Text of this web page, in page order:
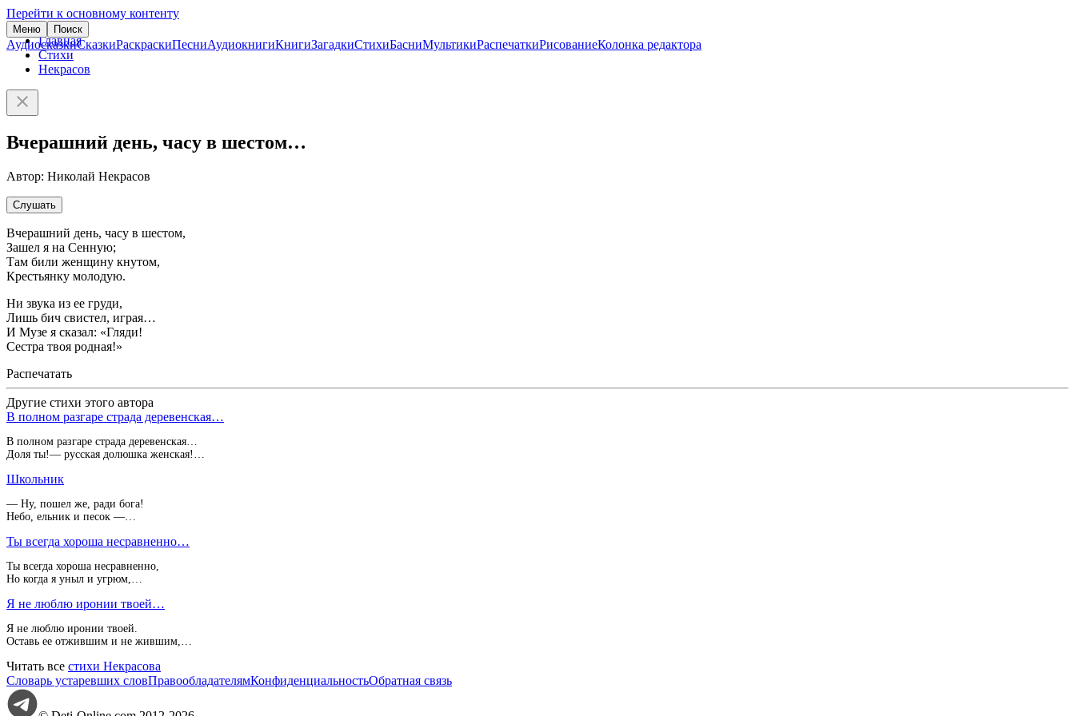
Перейти к основному контенту
Меню Поиск
АудиосказкиСказкиРаскраскиПесниАудиокнигиКнигиЗагадкиСтихиБасниМультикиРаспечаткиРисованиеКолонка редактора
Главная
Стихи
Некрасов
Вчерашний день, часу в шестом…
Автор: Николай Некрасов
Слушать
Вчерашний день, часу в шестом,
Зашел я на Сенную;
Там били женщину кнутом,
Крестьянку молодую.
Ни звука из ее груди,
Лишь бич свистел, играя…
И Музе я сказал: «Гляди!
Сестра твоя родная!»
Распечатать
Другие стихи этого автора
В полном разгаре страда деревенская…
В полном разгаре страда деревенская…
Доля ты!— русская долюшка женская!…
Школьник
— Ну, пошел же, ради бога!
Небо, ельник и песок —…
Ты всегда хороша несравненно…
Ты всегда хороша несравненно,
Но когда я уныл и угрюм,…
Я не люблю иронии твоей…
Я не люблю иронии твоей.
Оставь ее отжившим и не жившим,…
Читать все стихи Некрасова
Словарь устаревших словПравообладателямКонфиденциальностьОбратная связь